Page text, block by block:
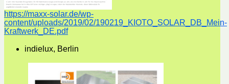
https://maxx-solar.de/wp-
content/uploads/2019/02/190219_KIOTO_SOLAR_DB_Mein-
Kraftwerk_DE.pdf
indielux, Berlin